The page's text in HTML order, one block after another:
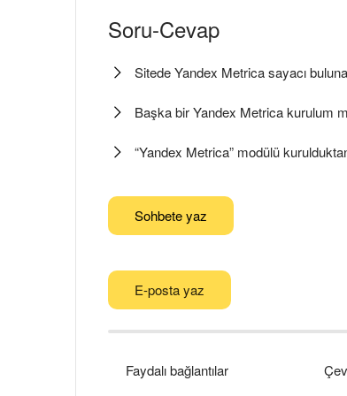
Soru-Cevap
Sitede Yandex Metrica sayacı
Başka bir Yandex Metrica kurulum
“Yandex Metrica” modülü
Sohbete yaz
E-posta yaz
Faydalı bağlantılar